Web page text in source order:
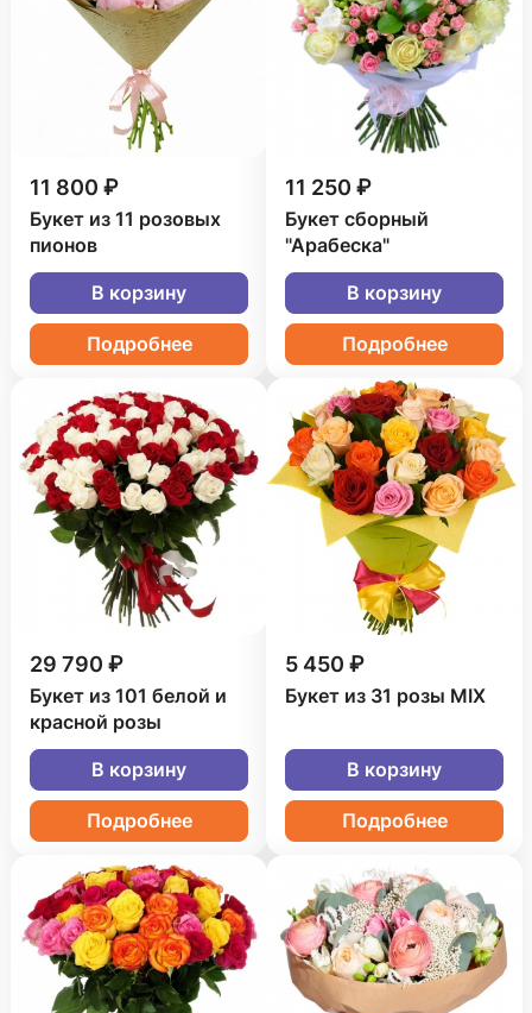
11 800 ₽
Букет из 11 розовых
пионов
В корзину
Подробнее
11 250 ₽
Букет сборный
"Арабеска"
В корзину
Подробнее
29 790 ₽
Букет из 101 белой и
красной розы
В корзину
Подробнее
5 450 ₽
Букет из 31 розы MIX
В корзину
Подробнее